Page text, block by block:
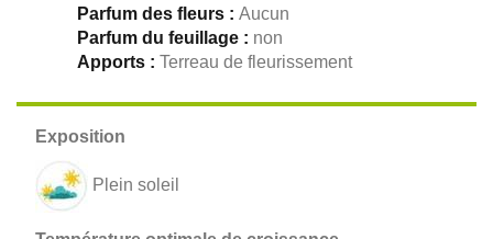
Parfum des fleurs : Aucun
Parfum du feuillage : non
Apports : Terreau de fleurissement
Plein soleil